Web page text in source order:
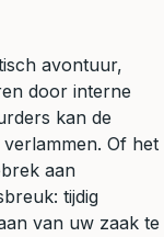
avontuur,
door interne
kan de
Of het
aan
tijdig
van uw zaak te